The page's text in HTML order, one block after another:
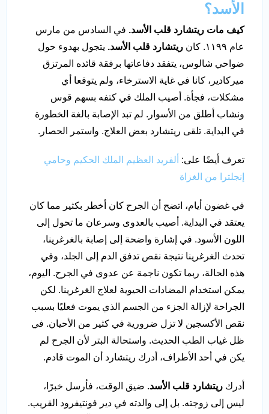
الأسد؟
كيف مات ريتشارد قلب الأسد. في السادس من مارس
عام ١١٩٩. كان
ريتشارد قلب الأسد. يتجول بهدوء حول
ضواحي شالوس، يتفقد دفاعاتها برفقة قائده المرتزق
ميركادير، كانا في غاية الاسترخاء، ولم يتوقعا أي
مشكلات، فجأة. أصيب الملك في كتفه بسهم قوس
ونشاب أطلق من الأسوار. لم تبد الإصابة بالغة الخطورة
في البداية. تلقى ريتشارد بعض العلاج. واستمر الحصار.
تعرف أيضًا على: ألفريد العظيم الملك الحكيم وحامي
إنجلترا من الغزاة
في غضون أيام، اتضح أن الجرح كان أخطر بكثير مما كان
يعتقد في البداية. أصيب بالعدوى وسرعان ما تحول إلى
اللون الأسود. في إشارة واضحة إلى إصابة بالغرغرينا،
تحدث الغرغرينا نتيجة نقص تدفق الدم إلى الجلد، وفي
هذه الحالة، ربما تكون ناجمة عن عدوى في الجرح. اليوم،
يمكن استخدام المضادات الحيوية لعلاج الغرغرينا. لكن
الجراحة لإزالة الجزء من الجسم الذي يموت فعليًا بسبب
نقص الأكسجين لا تزل ضرورية في كثير من الأحيان. في
ظل غياب الطب الحديث. واستحالة البتر لأن الجرح لم
يكن في أحد الأطراف، أدرك ريتشارد أن الموت قادم.
أدرك ريتشارد قلب الأسد. ضيق الوقت، فأرسل خبرًا،
ليس إلى زوجته. بل إلى والدته في دير فونتيفرود القريب.